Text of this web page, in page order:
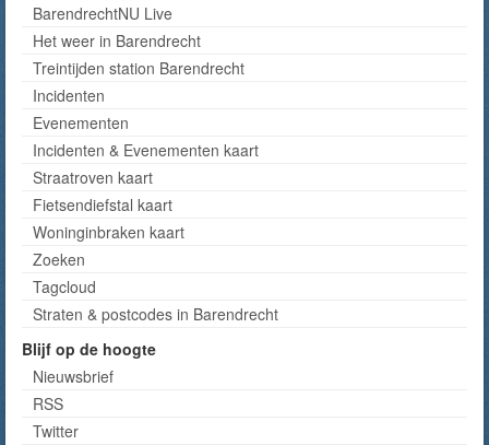
BarendrechtNU Live
Het weer in Barendrecht
Treintijden station Barendrecht
Incidenten
Evenementen
Incidenten & Evenementen kaart
Straatroven kaart
Fietsendiefstal kaart
Woninginbraken kaart
Zoeken
Tagcloud
Straten & postcodes in Barendrecht
Blijf op de hoogte
Nieuwsbrief
RSS
Twitter